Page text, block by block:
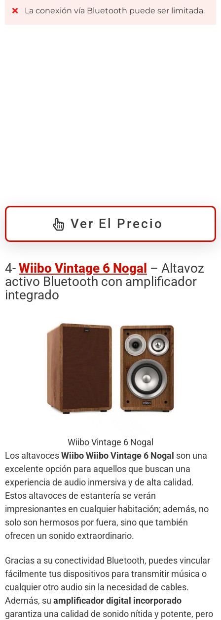
La conexión vía Bluetooth puede ser limitada.
Ver El Precio
4- Wiibo Vintage 6 Nogal – Altavoz
activo Bluetooth con amplificador
integrado
Wiibo Vintage 6 Nogal
Los altavocesWiibo Wiibo Vintage 6 Nogal son una
excelente opción para aquellos que buscan una
experiencia de audio inmersiva y de alta calidad.
Estos altavoces de estantería se verán
impresionantes en cualquier habitación; además, no
solo son hermosos por fuera, sino que también
ofrecen un sonido extraordinario.
Gracias a su conectividad Bluetooth, puedes vincular
fácilmente tus dispositivos para transmitir música o
cualquier otro audio sin la necesidad de cables.
Además, su amplificador digital incorporado
garantiza una calidad de sonido nítida y potente, pero